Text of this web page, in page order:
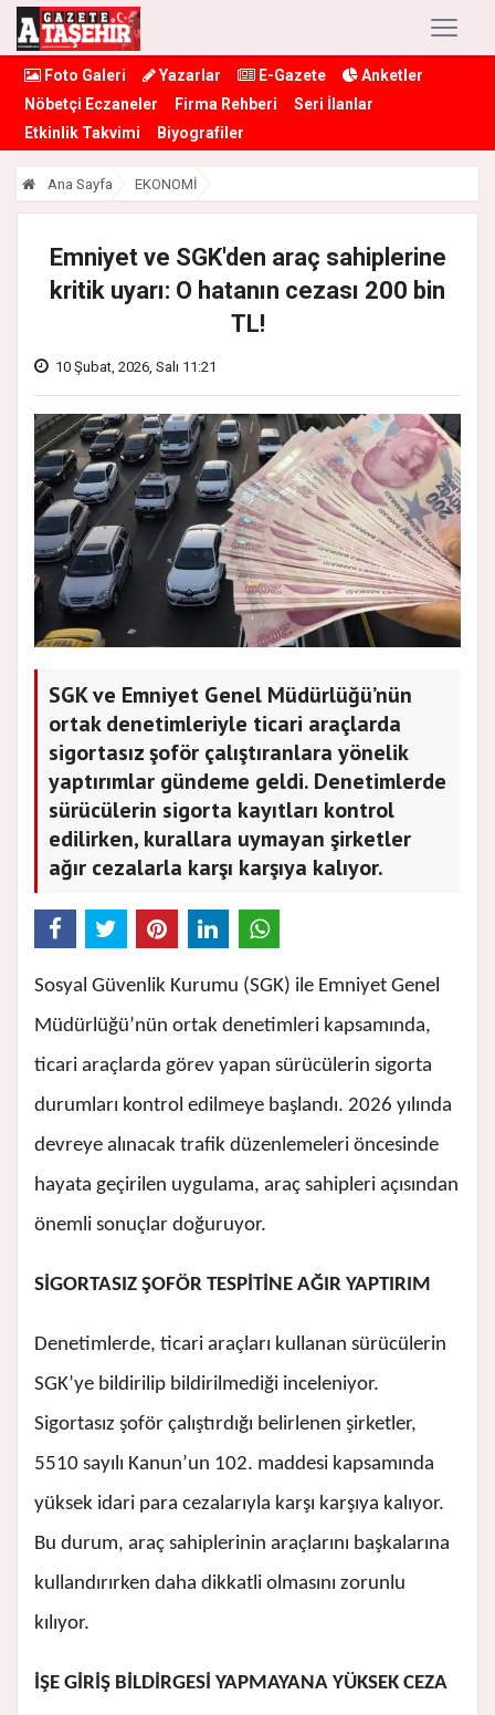
Foto Galeri Yazarlar E-Gazete
Anketler
Nöbetçi Eczaneler
Firma Rehberi
Seri İlanlar
Etkinlik Takvimi
Biyografiler
Ana Sayfa EKONOMİ
Emniyet ve SGK'den araç sahiplerine
kritik uyarı: O hatanın cezası 200 bin
TL!
10 Şubat, 2026, Salı 11:21
SGK ve Emniyet Genel Müdürlüğü’nün
ortak denetimleriyle ticari araçlarda
sigortasız şoför çalıştıranlara yönelik
yaptırımlar gündeme geldi. Denetimlerde
sürücülerin sigorta kayıtları kontrol
edilirken, kurallara uymayan şirketler
ağır cezalarla karşı karşıya kalıyor.
Sosyal Güvenlik Kurumu (SGK) ile Emniyet Genel
Müdürlüğü’nün ortak denetimleri kapsamında,
ticari araçlarda görev yapan sürücülerin sigorta
durumları kontrol edilmeye başlandı. 2026 yılında
devreye alınacak trafik düzenlemeleri öncesinde
hayata geçirilen uygulama, araç sahipleri açısından
önemli sonuçlar doğuruyor.
SİGORTASIZ ŞOFÖR TESPİTİNE AĞIR YAPTIRIM
Denetimlerde, ticari araçları kullanan sürücülerin
SGK’ye bildirilip bildirilmediği inceleniyor.
Sigortasız şoför çalıştırdığı belirlenen şirketler,
5510 sayılı Kanun’un 102. maddesi kapsamında
yüksek idari para cezalarıyla karşı karşıya kalıyor.
Bu durum, araç sahiplerinin araçlarını başkalarına
kullandırırken daha dikkatli olmasını zorunlu
kılıyor.
İŞE GİRİŞ BİLDİRGESİ YAPMAYANA YÜKSEK CEZA